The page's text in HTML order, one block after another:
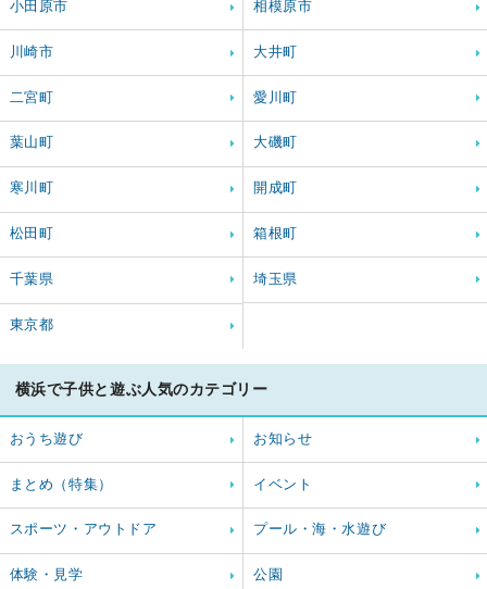
小田原市 相模原市
川崎市 大井町
二宮町 愛川町
葉山町 大磯町
寒川町 開成町
松田町 箱根町
千葉県 埼玉県
東京都
横浜で子供と遊ぶ人気のカテゴリー
おうち遊び お知らせ
まとめ（特集） イベント
スポーツ・アウトドア プール・海・水遊び
体験・見学 公園